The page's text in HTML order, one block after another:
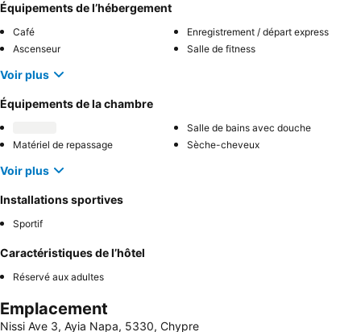
Équipements de l’hébergement
Café
Enregistrement / départ express
Ascenseur
Salle de fitness
Voir plus
Équipements de la chambre
Salle de bains avec douche
Matériel de repassage
Sèche-cheveux
Voir plus
Installations sportives
Sportif
Caractéristiques de l’hôtel
Réservé aux adultes
Emplacement
Nissi Ave 3, Ayia Napa, 5330, Chypre